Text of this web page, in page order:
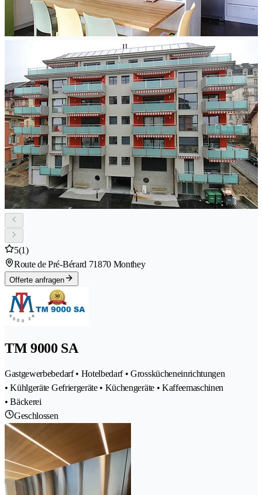
5(1)
Route de Pré-Bérard 71870 Monthey
Offerte anfragen
TM 9000 SA
Gastgewerbebedarf • Hotelbedarf • Grosskücheneinrichtungen
• Kühlgeräte Gefriergeräte • Küchengeräte • Kaffeemaschinen
• Bäckerei
Geschlossen